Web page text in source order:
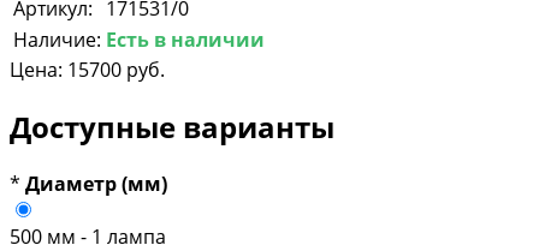
Артикул: 171531/0
Наличие: Есть в наличии
Цена: 15700 руб.
Доступные варианты
* Диаметр (мм)
500 мм - 1 лампа